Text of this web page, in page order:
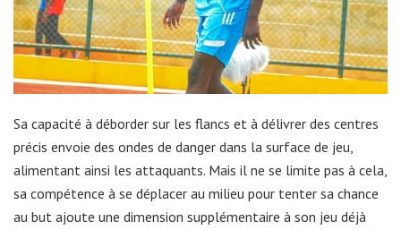
Sa capacité à déborder sur les flancs et à délivrer des centres
précis envoie des ondes de danger dans la surface de jeu,
alimentant ainsi les attaquants. Mais il ne se limite pas à cela,
sa compétence à se déplacer au milieu pour tenter sa chance
au but ajoute une dimension supplémentaire à son jeu déjà